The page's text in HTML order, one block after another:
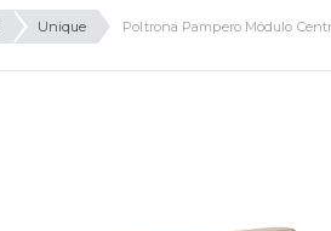
Unique Poltrona Pampero Módulo